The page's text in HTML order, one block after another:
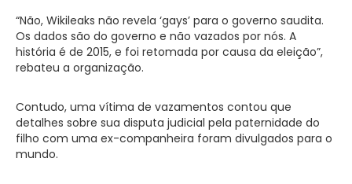
“Não, Wikileaks não revela ‘gays’ para o governo saudita.
Os dados são do governo e não vazados por nós. A
história é de 2015, e foi retomada por causa da eleição”,
rebateu a organização.
Contudo, uma vítima de vazamentos contou que
detalhes sobre sua disputa judicial pela paternidade do
filho com uma ex-companheira foram divulgados para o
mundo.